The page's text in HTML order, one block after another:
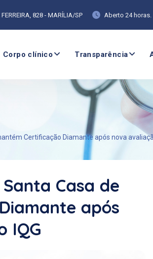
828 - MARÍLIA/SP Aberto 24 horas.
Corpo clínico Transparência
Certificação Diamante após nova
Casa de
após
IQG